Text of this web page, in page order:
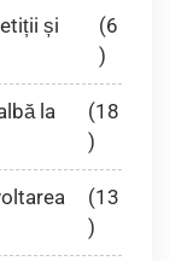
și
(6
)
la
(18
)
(13
)